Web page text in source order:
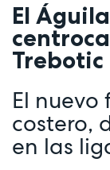
El
Trebotic
El
costero,
en las